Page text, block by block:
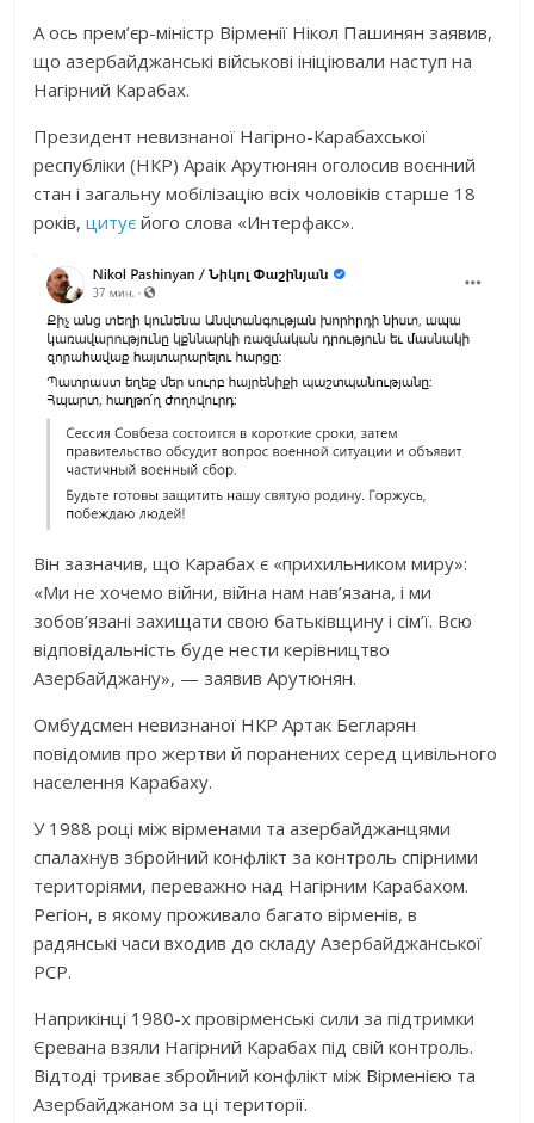
А ось прем’єр-міністр Вірменії Нікол Пашинян заявив,
що азербайджанські військові ініціювали наступ на
Нагірний Карабах.
Президент невизнаної Нагірно-Карабахської
республіки (НКР) Араік Арутюнян оголосив воєнний
стан і загальну мобілізацію всіх чоловіків старше 18
років,цитує його слова «Интерфакс».
Він зазначив, що Карабах є «прихильником миру»:
«Ми не хочемо війни, війна нам нав’язана, і ми
зобов’язані захищати свою батьківщину і сім’ї. Всю
відповідальність буде нести керівництво
Азербайджану», — заявив Арутюнян.
Омбудсмен невизнаної НКР Артак Бегларян
повідомив про жертви й поранених серед цивільного
населення Карабаху.
У 1988 році між вірменами та азербайджанцями
спалахнув збройний конфлікт за контроль спірними
територіями, переважно над Нагірним Карабахом.
Регіон, в якому проживало багато вірменів, в
радянські часи входив до складу Азербайджанської
РСР.
Наприкінці 1980-х провірменські сили за підтримки
Єревана взяли Нагірний Карабах під свій контроль.
Відтоді триває збройний конфлікт між Вірменією та
Азербайджаном за ці території.